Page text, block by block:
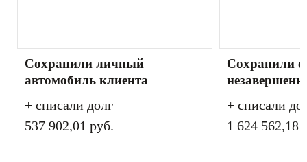
Сохранили личный
автомобиль клиента
+ списали долг
537 902,01 руб.
Сохранили
+ списали
1 624 562,18